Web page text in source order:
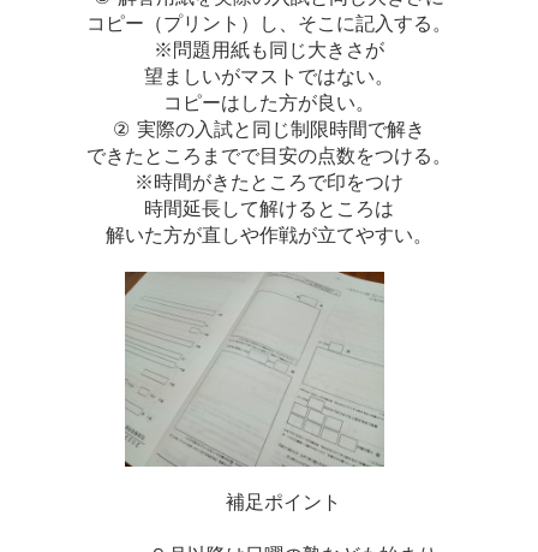
コピー（プリント）し、そこに記入する。
※問題用紙も同じ大きさが
望ましいがマストではない。
コピーはした方が良い。
② 実際の入試と同じ制限時間で解き
できたところまでで目安の点数をつける。
※時間がきたところで印をつけ
時間延長して解けるところは
解いた方が直しや作戦が立てやすい。
補足ポイント